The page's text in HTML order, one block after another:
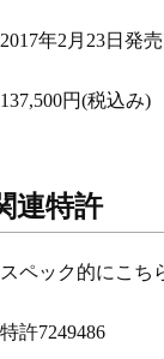
2017年2月23日発売
137,500円(税込み)
連特許
スペック的にこち
特許7249486